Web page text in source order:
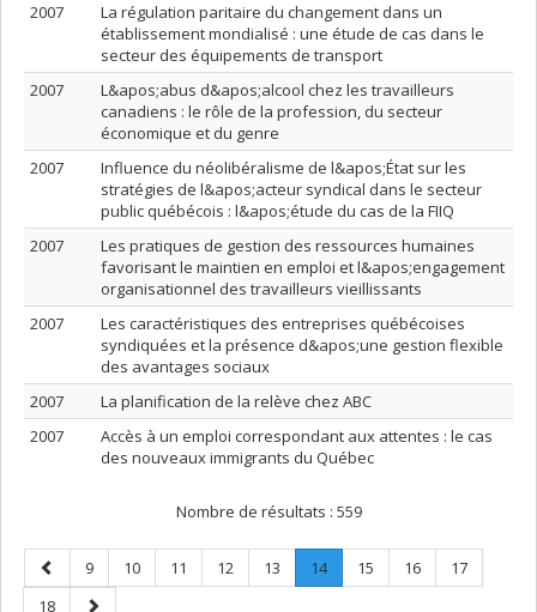
2007
La régulation paritaire du changement dans un
établissement mondialisé : une étude de cas dans le
secteur des équipements de transport
2007
L&apos;abus d&apos;alcool chez les travailleurs
canadiens : le rôle de la profession, du secteur
économique et du genre
2007
Influence du néolibéralisme de l&apos;État sur les
stratégies de l&apos;acteur syndical dans le secteur
public québécois : l&apos;étude du cas de la FIIQ
2007
Les pratiques de gestion des ressources humaines
favorisant le maintien en emploi et l&apos;engagement
organisationnel des travailleurs vieillissants
2007
Les caractéristiques des entreprises québécoises
syndiquées et la présence d&apos;une gestion flexible
des avantages sociaux
2007
La planification de la relève chez ABC
2007
Accès à un emploi correspondant aux attentes : le cas
des nouveaux immigrants du Québec
Nombre de résultats : 559
Page
précédente
Page
9 Page
10 Page
11 Page
12 Page
13 Page
14.
Page
Page
15 Page
16 Page
17
Page
18
Page